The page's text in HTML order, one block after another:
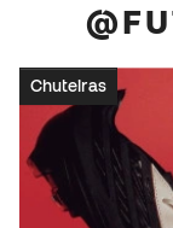
Chuteiras